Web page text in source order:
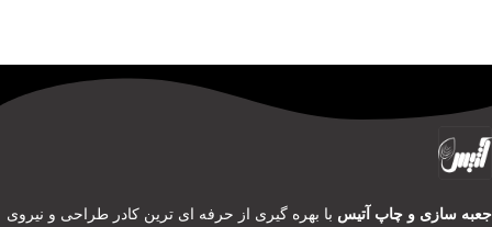
جعبه سازی و چاپ آتیس با بهره گیری از حرفه ای ترین کادر طراحی و نیروی